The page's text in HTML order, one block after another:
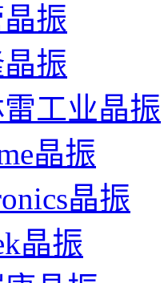
振
振
工业晶振
晶振
晶振
晶振